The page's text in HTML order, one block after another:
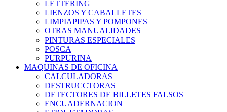
LETTERING
LIENZOS Y CABALLETES
LIMPIAPIPAS Y POMPONES
OTRAS MANUALIDADES
PINTURAS ESPECIALES
POSCA
PURPURINA
MAQUINAS DE OFICINA
CALCULADORAS
DESTRUCCTORAS
DETECTORES DE BILLETES FALSOS
ENCUADERNACION